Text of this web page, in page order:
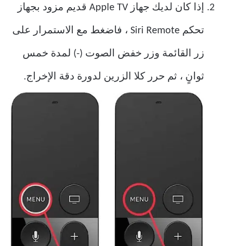
إذا كان لديك جهاز Apple TV قديم مزود بجهاز
تحكم Siri Remote ، فاضغط مع الاستمرار على
زر القائمة وزر خفض الصوت (-) لمدة خمس
ثوانٍ ، ثم حرر كلا الزرين لدورة دقة الإخراج.